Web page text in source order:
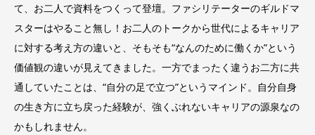
て、お二人で資料をつくって登壇。ファシリテーターのギルドマ
スターはやること無し！お二人のトークから世代によるキャリア
に対する考え方の違いと、そもそも“なんのために働くか”という
価値観の違いが見えてきました。一方でまったく違うお二方に共
通していたことは、“自分の足で立つ”というマインド。自分自身
の生き方に立ち戻った経験が、強くぶれないキャリアの源泉なの
かもしれません。